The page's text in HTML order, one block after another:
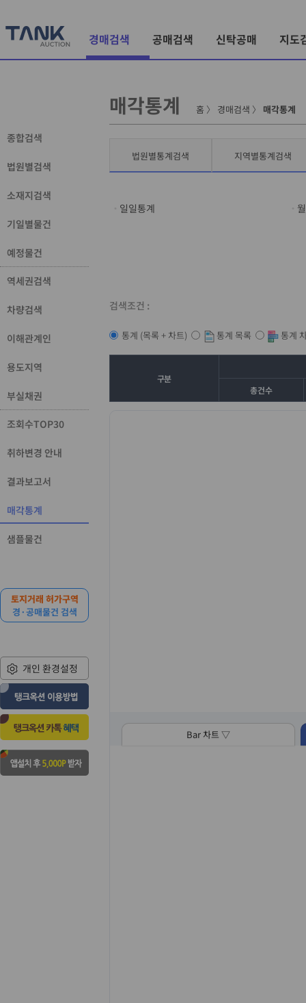
경매검색 공매검색 신탁공매 지도
종합검색
법원별검색
소재지검색
기일별물건
예정물건
역세권검색
차량검색
이해관계인
용도지역
부실채권
조회수TOP30
취하변경 안내
결과보고서
매각통계
샘플물건
토지거래 허가구역
경·공매물건 검색
개인 환경설정
매각통계 홈 〉 경매검색 〉 매각통계
법원별통계검색 지역별통계검색
일일통계
검색조건 :
통계 (목록 + 차트) 통계 목록 통계
구분
총건수
Bar 차트